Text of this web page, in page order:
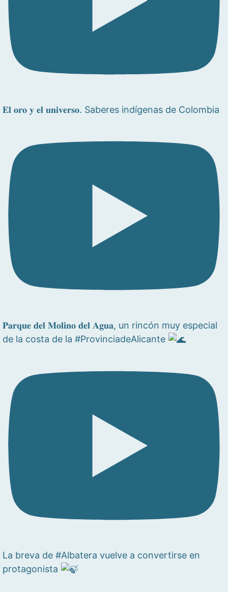
𝐄𝐥 𝐨𝐫𝐨 𝐲 𝐞𝐥 𝐮𝐧𝐢𝐯𝐞𝐫𝐬𝐨. Saberes indígenas de Colombia
𝐏𝐚𝐫𝐪𝐮𝐞 𝐝𝐞𝐥 𝐌𝐨𝐥𝐢𝐧𝐨 𝐝𝐞𝐥 𝐀𝐠𝐮𝐚, un rincón muy especial
de la costa de la #ProvinciadeAlicante
La breva de #Albatera vuelve a convertirse en
protagonista